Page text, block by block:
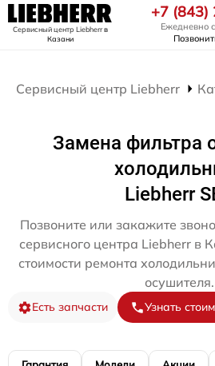
Сервисный центр Liebherrв
Казани
+7
Ежедневно
Сервисный центр Liebherr
Замена фильтра
Liebherr
Позвоните или закажите
сервисного центра Liebherr в
стоимости ремонта
осушителя.
Есть запчасти Узнать